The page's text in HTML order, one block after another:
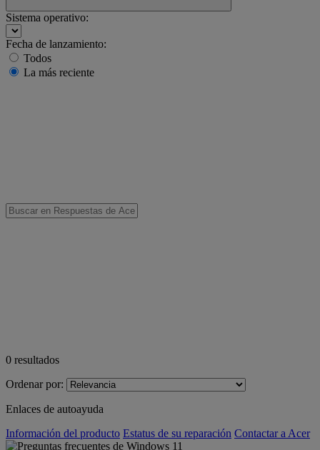
Sistema operativo:
Fecha de lanzamiento:
Todos
La más reciente
0 resultados
Ordenar por:
Enlaces de autoayuda
Información del producto Estatus de su reparación Contactar a Acer